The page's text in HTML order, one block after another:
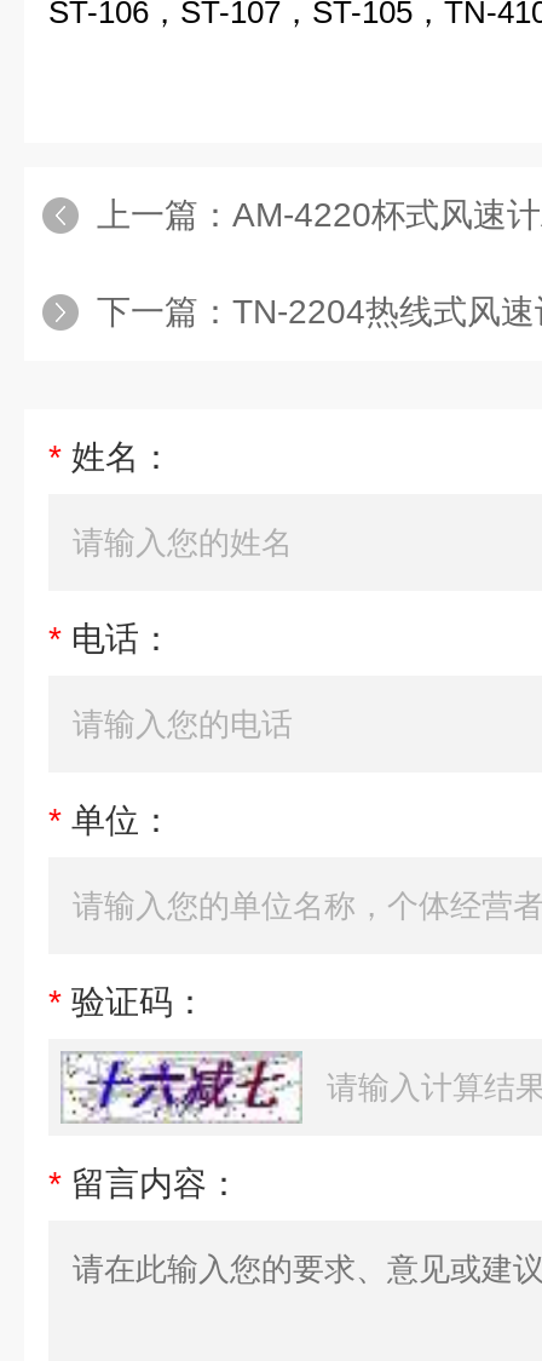
ST-106，ST-107，ST-105，TN-
上一篇： AM-4220杯式风速
下一篇： TN-2204热线式风
* 姓名：
* 电话：
* 单位：
* 验证码：
* 留言内容：